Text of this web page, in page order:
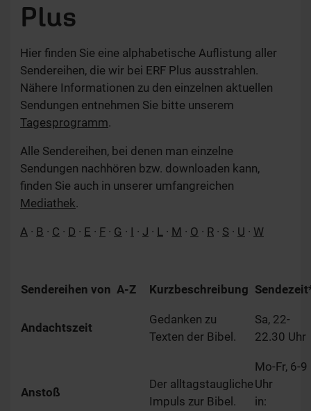
Plus
Hier finden Sie eine alphabetische Auflistung aller
Sendereihen, die wir bei ERF Plus ausstrahlen.
Nähere Informationen zu den einzelnen aktuellen
Sendungen entnehmen Sie bitte unserem
Tagesprogramm.
Alle Sendereihen, bei denen man einzelne
Sendungen nachhören bzw. downloaden kann,
finden Sie auch in unserer umfangreichen
Mediathek.
A · B · C · D · E · F · G · I · J · L · M · O · R · S · U · W
Sendereihen von A-Z Kurzbeschreibung
Andachtszeit
Gedanken zu
Texten der Bibel.
Sa, 22-
22.30 Uhr
Anstoß
Der alltagstaugliche
Impuls zur Bibel.
Mo-Fr, 6-9
Uhr
in: